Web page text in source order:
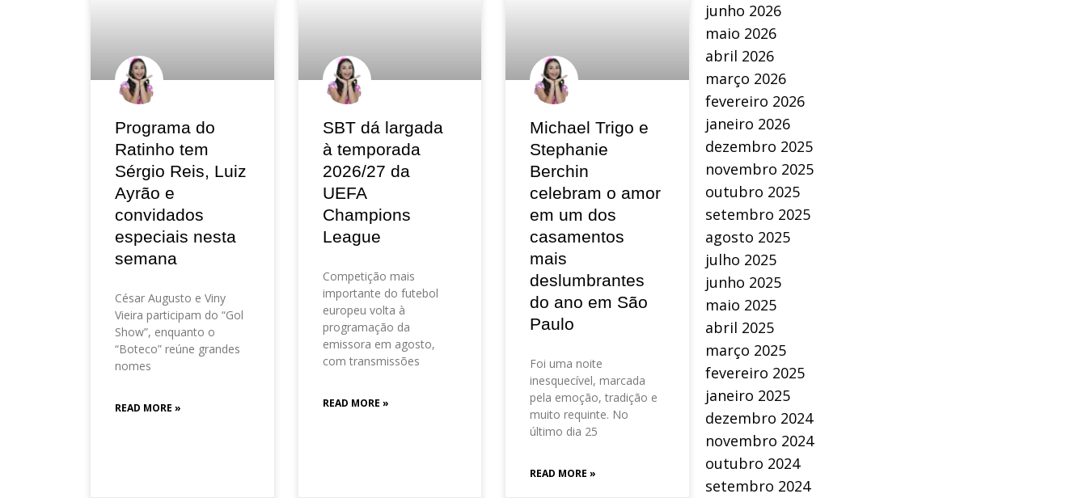
Programa do
Ratinho tem
Sérgio Reis, Luiz
Ayrão e
convidados
especiais nesta
semana
César Augusto e Viny
Vieira participam do “Gol
Show”, enquanto o
“Boteco” reúne grandes
nomes
READ MORE »
SBT dá largada
à temporada
2026/27 da
UEFA
Champions
League
Competição mais
importante do futebol
europeu volta à
programação da
emissora em agosto,
com transmissões
READ MORE »
Michael Trigo e
Stephanie
Berchin
celebram o amor
em um dos
casamentos
mais
deslumbrantes
do ano em São
Paulo
Foi uma noite
inesquecível, marcada
pela emoção, tradição e
muito requinte. No
último dia 25
READ MORE »
junho 2026
maio 2026
abril 2026
março 2026
fevereiro 2026
janeiro 2026
dezembro 2025
novembro 2025
outubro 2025
setembro 2025
agosto 2025
julho 2025
junho 2025
maio 2025
abril 2025
março 2025
fevereiro 2025
janeiro 2025
dezembro 2024
novembro 2024
outubro 2024
setembro 2024